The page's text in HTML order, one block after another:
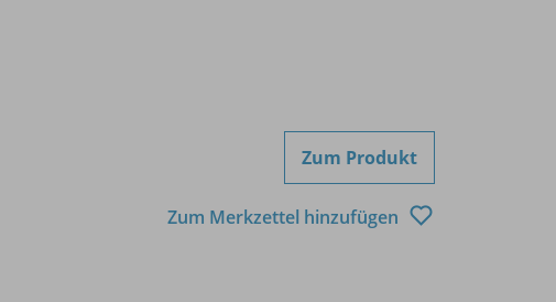
Zum Produkt
Zum Merkzettel hinzufügen